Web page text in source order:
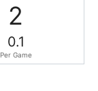
2
0.1
Per Game